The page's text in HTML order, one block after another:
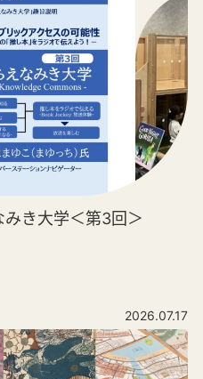
き大学＜第3回＞
2026.07.17